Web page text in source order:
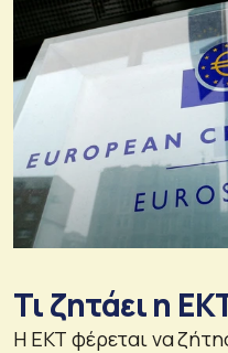
Τι ζητάει η
Η ΕΚΤ φέρεται να